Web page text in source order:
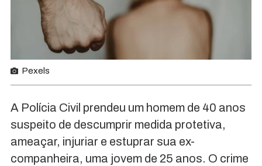
Pexels
A Polícia Civil prendeu um homem de 40 anos
suspeito de descumprir medida protetiva,
ameaçar, injuriar e estuprar sua ex-
companheira, uma jovem de 25 anos. O crime